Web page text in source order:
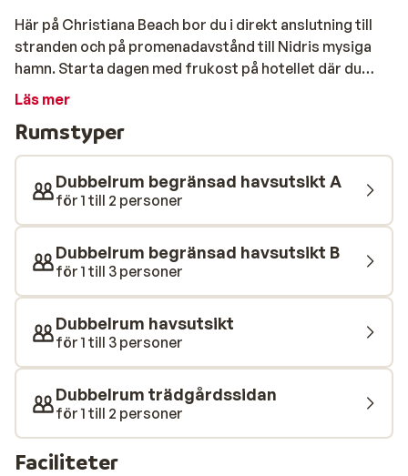
Här på Christiana Beach bor du i direkt anslutning till
stranden och på promenadavstånd till Nidris mysiga
hamn. Starta dagen med frukost på hotellet där du
njuter av havsutsikt och bruset från havet. Passa på att
dryck på någon av de många barer och restauranger
som området bjuder på. Från hotellet kliver du rakt ut
på den fina stranden som är en blandning av sten och
sand. Om du lägger dig för att vila på någon av
solstolarna på stranden har du en fin utsikt över havet
och den intilliggande ön Skorpios.
Läs mer
Rumstyper
Dubbelrum begränsad havsutsikt A
för 1 till 2 personer
Dubbelrum begränsad havsutsikt B
för 1 till 3 personer
Dubbelrum havsutsikt
för 1 till 3 personer
Dubbelrum trädgårdssidan
för 1 till 2 personer
Faciliteter